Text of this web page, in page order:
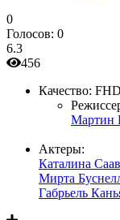
0
Голосов: 0
6.3
456
Качество:
Мартин
Актеры:
Каталина
Мирта
Габрьель